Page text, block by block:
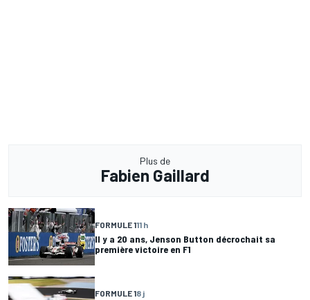
Plus de
Fabien Gaillard
FORMULE 111 h
Il y a 20 ans, Jenson Button décrochait sa
première victoire en F1
FORMULE 18 j